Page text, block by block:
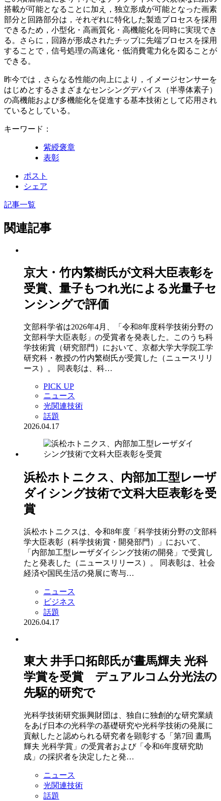
搭載が可能となることに加え，独立形成が可能となった画素
部分と回路部分は，それぞれに特化した製造プロセスを採用
できるため，小型化・高画質化・高機能化を同時に実現でき
る。さらに，回路が形成されたチップに先端プロセスを採用
することで，信号処理の高速化・低消費電力化を図ることが
できる。
昨今では，さらなる性能の向上により，イメージセンサーを
はじめとするさまざまなセンシングデバイス（半導体素子）
の高機能および多機能化を促進する基本技術として応用され
ているとしている。
キーワード：
紫綬褒章
表彰
ポスト
シェア
記事一覧
関連記事
京大・竹内繁樹氏が文科大臣表彰を
受賞、量子もつれ光による光量子セ
ンシングで評価
文部科学省は2026年4月、「令和8年度科学技術分野の
文部科学大臣表彰」の受賞者を発表した。このうち科
学技術賞（研究部門）において、京都大学大学院工学
研究科・教授の竹内繁樹氏が受賞した（ニュースリリ
ース）。 同表彰は、科…
PICK UP
ニュース
光関連技術
話題
2026.04.17
浜松ホトニクス、内部加工型レーザ
ダイシング技術で文科大臣表彰を受
賞
浜松ホトニクスは、令和8年度「科学技術分野の文部科
学大臣表彰（科学技術賞・開発部門）」において、
「内部加工型レーザダイシング技術の開発」で受賞し
たと発表した（ニュースリリース）。 同表彰は、社会
経済や国民生活の発展に寄与…
ニュース
ビジネス
話題
2026.04.17
東大 井手口拓郎氏が晝馬輝夫 光科
学賞を受賞 デュアルコム分光法の
先駆的研究で
光科学技術研究振興財団は、独自に独創的な研究業績
をあげ日本の光科学の基礎研究や光科学技術の発展に
貢献したと認められる研究者を顕彰する「第7回 晝馬
輝夫 光科学賞」の受賞者および「令和6年度研究助
成」の採択者を決定したと発…
ニュース
光関連技術
話題